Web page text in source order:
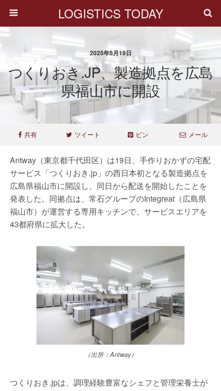
LOGISTICS TODAY
2025年5月19日
つくりおき.JP、製造拠点を広島
県福山市に開設
共有 ツイート ピン メール
Antway（東京都千代田区）は19日、手作りおかずの宅配
サービス「つくりおき.jp」の西日本初となる製造拠点を
広島県福山市に開設し、同日から配送を開始したことを
発表した。同拠点は、常石グループのIntegreat（広島県
福山市）が運営する専用キッチンで、サービスエリアを
43都府県に拡大した。
（出所：Antway）
つくりおき.jpは、調理経験豊富なシェフと管理栄養士が